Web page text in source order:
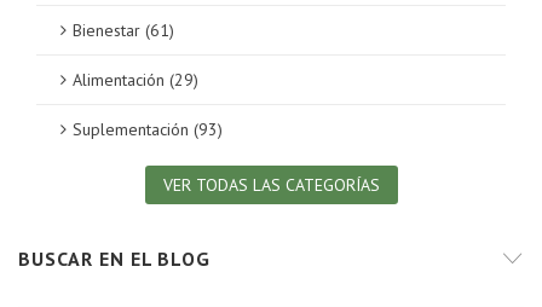
Bienestar (61)
Alimentación (29)
Suplementación (93)
VER TODAS LAS CATEGORÍAS
BUSCAR EN EL BLOG